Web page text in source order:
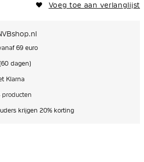
Voeg toe aan verlanglijst
69 euro
dagen)
Klarna
producten
krijgen 20% korting